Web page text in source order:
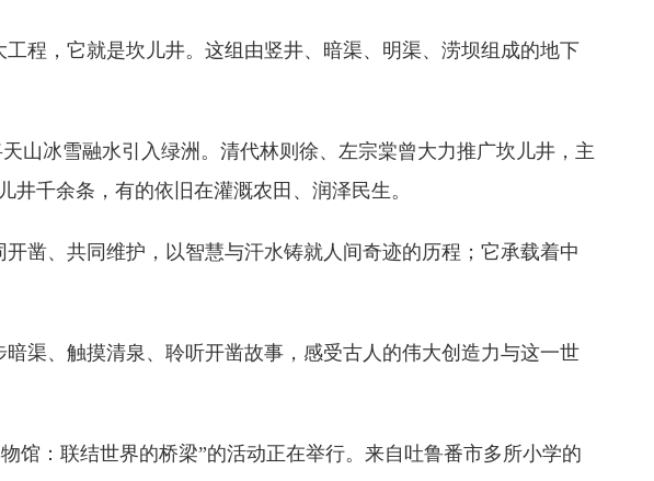
程，它就是坎儿井。这组由竖井、暗渠、明渠、涝坝组成的地下
山冰雪融水引入绿洲。清代林则徐、左宗棠曾大力推广坎儿井，主
千余条，有的依旧在灌溉农田、润泽民生。
凿、共同维护，以智慧与汗水铸就人间奇迹的历程；它承载着中
渠、触摸清泉、聆听开凿故事，感受古人的伟大创造力与这一世
馆：联结世界的桥梁”的活动正在举行。来自吐鲁番市多所小学的